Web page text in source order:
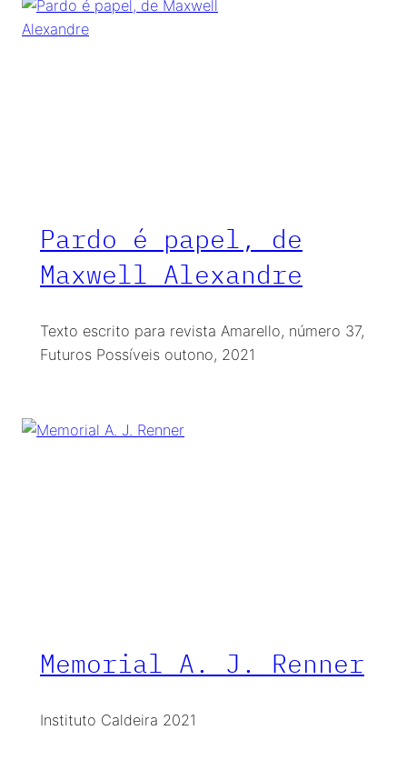
Pardo é papel, de
Maxwell Alexandre
Texto escrito para revista Amarello, número 37,
Futuros Possíveis outono, 2021
Memorial A. J. Renner
Instituto Caldeira 2021